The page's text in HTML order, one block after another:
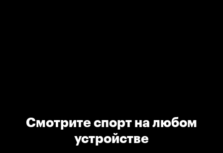
Смотрите спорт на любом
устройстве